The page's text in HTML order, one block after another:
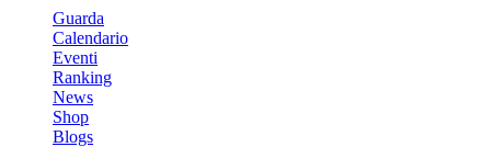
Guarda
Calendario
Eventi
Ranking
News
Shop
Blogs